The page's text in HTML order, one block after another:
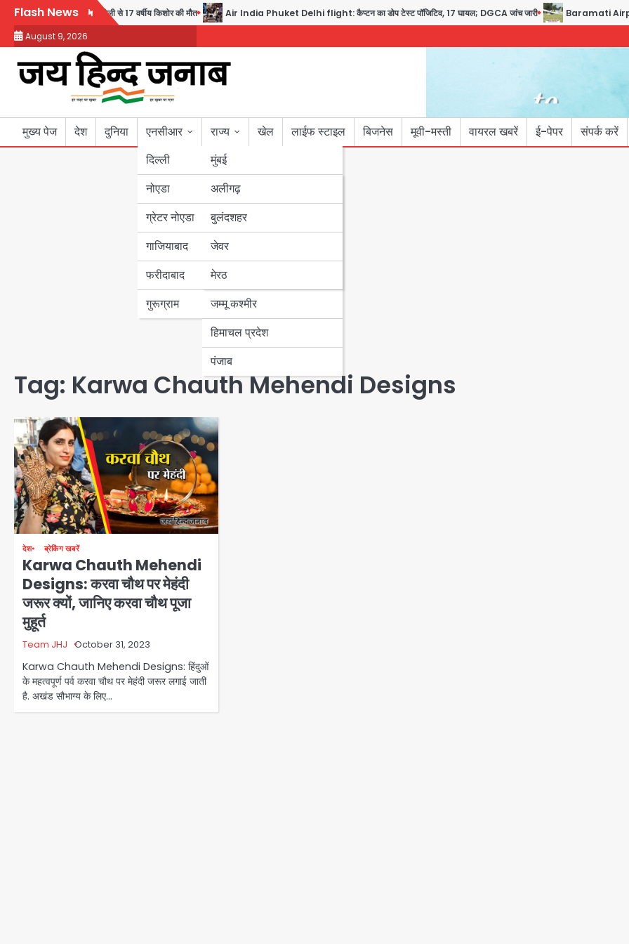
Skip
content
Flash News
गार्ड की गोली से 17 वर्षीय किशोर की मौत Air India Phuket Delhi flight: कैप्टन का डोप टेस्ट पॉजिटिव, 17 घायल; DGCA जांच जारी Baramati Airport
August 9, 2026
मुख्य पेज देश दुनिया
एनसीआर
दिल्ली
नोएडा
ग्रेटर नोएडा
गाजियाबाद
फरीदाबाद
गुरूग्राम
राज्य
मुंबई
उत्तर प्रदेश
अलीगढ़
बुलंदशहर
जेवर
मेरठ
बिहार
पंजाब
हरियाणा
जम्मू कश्मीर
हिमाचल प्रदेश
पंजाब
खेल लाईफ स्टाइल बिजनेस मूवी-मस्ती वायरल खबरें ई-पेपर संपर्क करें
Tag: Karwa Chauth Mehendi Designs
देश ब्रेकिंग खबरें
Karwa Chauth Mehendi
Designs: करवा चौथ पर मेहंदी
जरूर क्यों, जानिए करवा चौथ पूजा
मुहूर्त
Team JHJ October 31, 2023
Karwa Chauth Mehendi Designs: हिंदुओं
के महत्‍वपूर्ण पर्व करवा चौथ पर मेहंदी जरूर लगाई जाती
है. अखंड सौभाग्‍य के लिए…